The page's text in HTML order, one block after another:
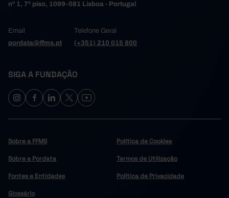
nº 1, 7º piso, 1099-081 Lisboa - Portugal
Email
pordata@ffms.pt
Telefone Geral
(+351) 210 015 800
SIGA A FUNDAÇÃO
Sobre a FFMS
Sobre a Pordata
Fontes e Entidades
Glossário
Política de Cookies
Termos de Utilização
Política de Privacidade